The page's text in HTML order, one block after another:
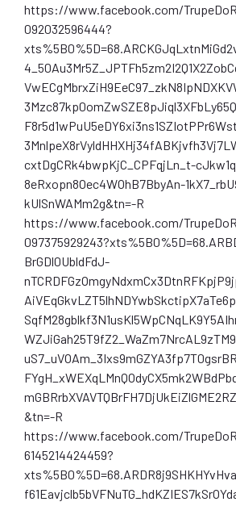
https://www.facebook.com/
092032596444?
cxtDgCRk4bwpKjC_CPFqjLn_t-
8eRxopn8Oec4WOhB7BbyAn-
kUlSnWAMm2g&tn=-R
https://www.facebook.com/
BrGDl0UbldFdJ-
&tn=-R
https://www.facebook.com/
6145214424459?